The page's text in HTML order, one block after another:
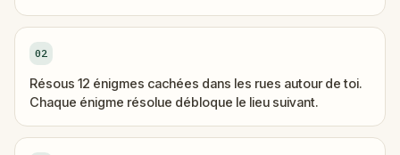
02
Résous 12 énigmes cachées dans les rues autour de toi.
Chaque énigme résolue débloque le lieu suivant.